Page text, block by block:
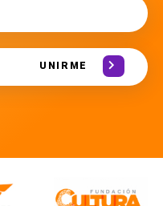
UNIRME